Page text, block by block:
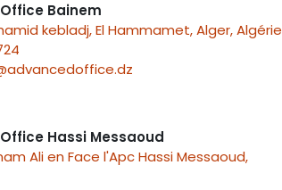
Bainem
kebladj, El Hammamet, Alger, Algérie
Hassi Messaoud
Ali en Face l'Apc Hassi Messaoud,